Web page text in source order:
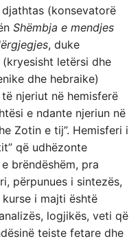
(konsevatorë
Shëmbja e mendjes
, duke
letërsi dhe
dhe hebraike)
njeriut në hemisferë
e ndante njeriun në
Zotin e tij”. Hemisferi i
që udhëzonte
brëndëshëm, pra
përpunues i sintezës,
i majti është
logjikës, veti që
teiste fetare dhe